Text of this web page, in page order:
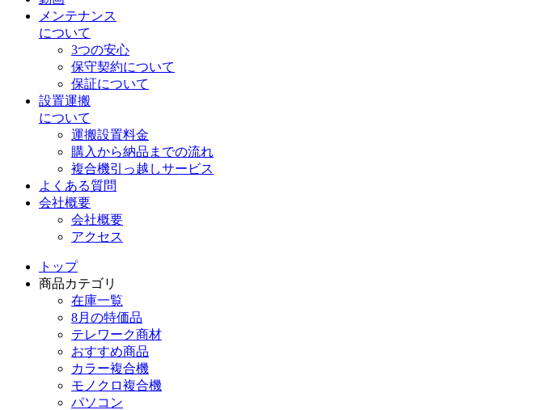
メンテナンス
について
3つの安心
保守契約について
保証について
設置運搬
について
運搬設置料金
購入から納品までの流れ
複合機引っ越しサービス
よくある質問
会社概要
会社概要
アクセス
トップ
商品カテゴリ
在庫一覧
8月の特価品
テレワーク商材
おすすめ商品
カラー複合機
モノクロ複合機
パソコン